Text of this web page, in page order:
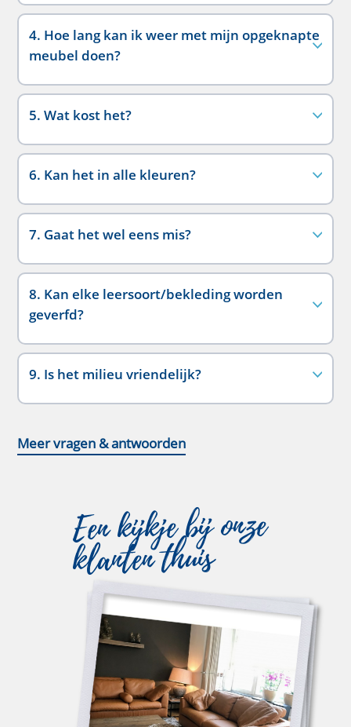
4. Hoe lang kan ik weer met mijn opgeknapte
meubel doen?
5. Wat kost het?
6. Kan het in alle kleuren?
7. Gaat het wel eens mis?
8. Kan elke leersoort/bekleding worden
geverfd?
9. Is het milieu vriendelijk?
Meer vragen & antwoorden
Een kijkje bij onze
klanten thuis